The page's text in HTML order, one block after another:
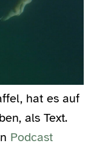
hat es auf
als Text.
Podcast